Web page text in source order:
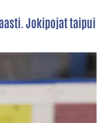
Jokipojat taipui